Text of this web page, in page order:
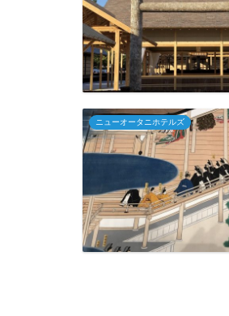
ニューオータニホテルズ